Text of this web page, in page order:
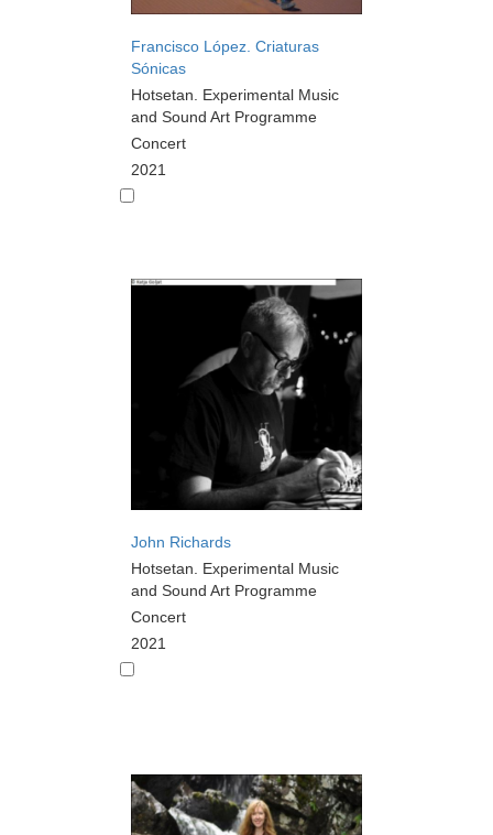
Francisco López. Criaturas
Sónicas
Hotsetan. Experimental Music
and Sound Art Programme
Concert
2021
John Richards
Hotsetan. Experimental Music
and Sound Art Programme
Concert
2021